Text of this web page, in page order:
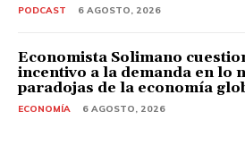
PODCAST 6 AGOSTO, 2026
Economista Solimano
incentivo a la demanda en lo
paradojas de la economía
ECONOMÍA 6 AGOSTO, 2026